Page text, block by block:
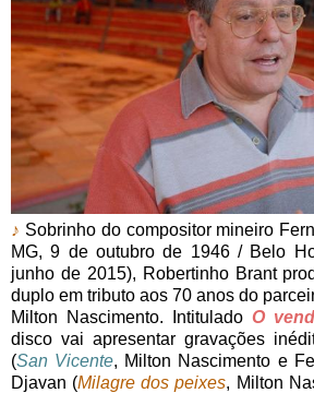
♪ Sobrinho do compositor mineiro
MG, 9 de outubro de 1946 / Belo
junho de 2015), Robertinho Brant
duplo em tributo aos 70 anos do
Milton Nascimento. Intitulado O
disco vai apresentar gravações
(San Vicente, Milton Nascimento e
Djavan (Milagre dos peixes, Milton